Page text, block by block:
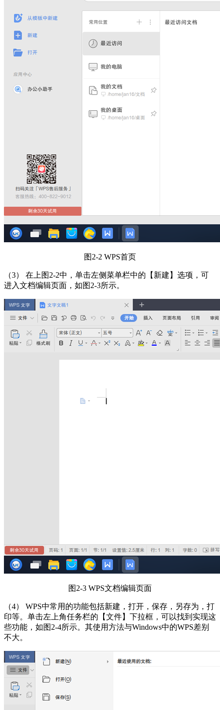
图2-2 WPS首页
（3） 在上图2-2中，单击左侧菜单栏中的【新建】选项，可
进入文档编辑页面，如图2-3所示。
图2-3 WPS文档编辑页面
（4） WPS中常用的功能包括新建，打开，保存，另存为，打
印等。单击左上角任务栏的【文件】下拉框，可以找到实现这
些功能，如图2-4所示。其使用方法与Windows中的WPS差别
不大。